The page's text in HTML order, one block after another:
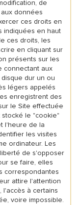
de
données
ces droits en
indiquées en haut
ces droits, les
en cliquant sur
présents sur les
connectant aux
dur un ou
légers appelés
enregistrent des
le Site effectuée
le "cookie"
l'heure de la
les visites
ordinateur. Les
de s'opposer
se faire, elles
correspondantes
attire l'attention
l'accès à certains
voire impossible.